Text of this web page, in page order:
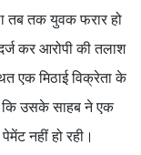
तब तक युवक फरार हो
कर आरोपी की तलाश
एक मिठाई विक्रेता के
कि उसके साहब ने एक
नहीं हो रही।